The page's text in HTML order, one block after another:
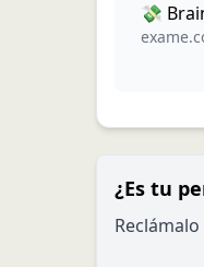
💸
¿Es tu